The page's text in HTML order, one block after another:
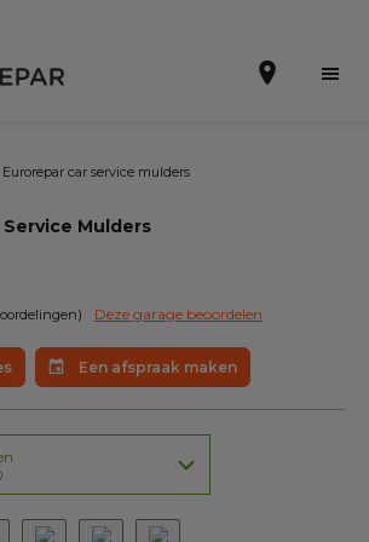
Service
Eurorepar car service mulders
Service Mulders
Deze garage beoordelen
Een afspraak maken